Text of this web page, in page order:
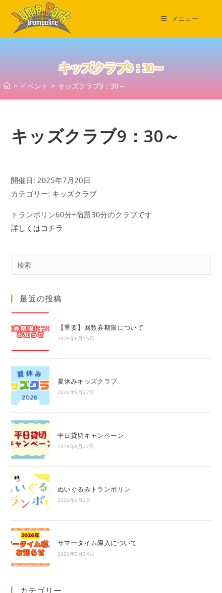
ス
メニュー
キッズクラブ9：30～
> イベント > キッズクラブ9：30～
キッズクラブ9：30～
開催日: 2025年7月20日
カテゴリー: キッズクラブ
トランポリン60分+宿題30分のクラブです
詳しくはコチラ
最近の投稿
【重要】回数券期限について
2026年6月15日
夏休みキッズクラブ
2026年6月27日
平日貸切キャンペーン
2026年6月27日
ぬいぐるみトランポリン
2026年6月2日
サマータイム導入について
2026年5月24日
カテゴリー